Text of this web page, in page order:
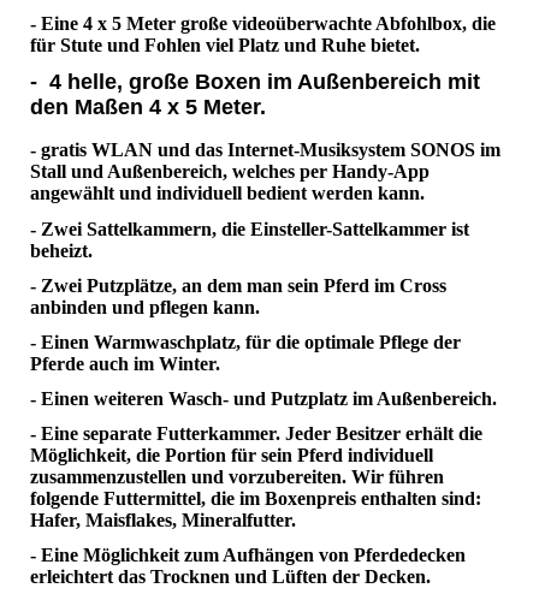
- Eine 4 x 5 Meter große videoüberwachte Abfohlbox, die
für Stute und Fohlen viel Platz und Ruhe bietet.
- 4 helle, große Boxen im Außenbereich mit
den Maßen 4 x 5 Meter.
- gratis WLAN und das Internet-Musiksystem SONOS im
Stall und Außenbereich, welches per Handy-App
angewählt und individuell bedient werden kann.
- Zwei Sattelkammern, die Einsteller-Sattelkammer ist
beheizt.
- Zwei Putzplätze, an dem man sein Pferd im Cross
anbinden und pflegen kann.
- Einen Warmwaschplatz, für die optimale Pflege der
Pferde auch im Winter.
- Einen weiteren Wasch- und Putzplatz im Außenbereich.
- Eine separate Futterkammer. Jeder Besitzer erhält die
Möglichkeit, die Portion für sein Pferd individuell
zusammenzustellen und vorzubereiten. Wir führen
folgende Futtermittel, die im Boxenpreis enthalten sind:
Hafer, Maisflakes, Mineralfutter.
- Eine Möglichkeit zum Aufhängen von Pferdedecken
erleichtert das Trocknen und Lüften der Decken.